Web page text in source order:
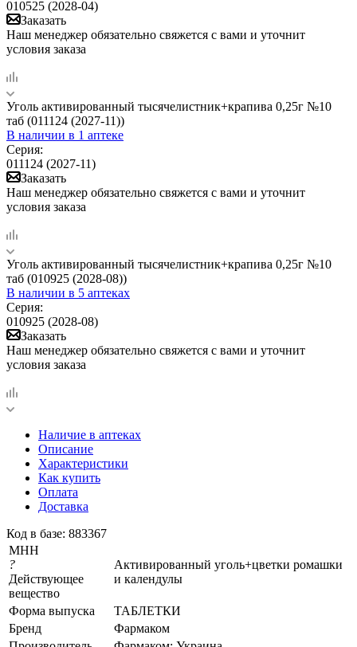
010525 (2028-04)
Заказать
Наш менеджер обязательно свяжется с вами и уточнит
условия заказа
Уголь активированный тысячелистник+крапива 0,25г №10
таб (011124 (2027-11))
В наличии в 1 аптеке
Серия:
011124 (2027-11)
Заказать
Наш менеджер обязательно свяжется с вами и уточнит
условия заказа
Уголь активированный тысячелистник+крапива 0,25г №10
таб (010925 (2028-08))
В наличии в 5 аптеках
Серия:
010925 (2028-08)
Заказать
Наш менеджер обязательно свяжется с вами и уточнит
условия заказа
Наличие в аптеках
Описание
Характеристики
Как купить
Оплата
Доставка
Код в базе: 883367
МНН
?
Действующее
вещество
Активированный уголь+цветки ромашки
и календулы
Форма выпуска
ТАБЛЕТКИ
Бренд
Фармаком